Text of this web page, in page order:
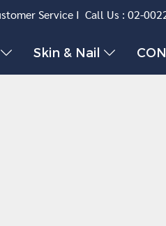
Service I Call Us : 02-
Skin & Nail